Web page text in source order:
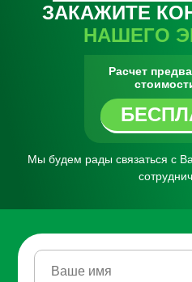
ЗАКАЖИТЕ
НАШЕГО
Расчет
Мы будем рады связаться с